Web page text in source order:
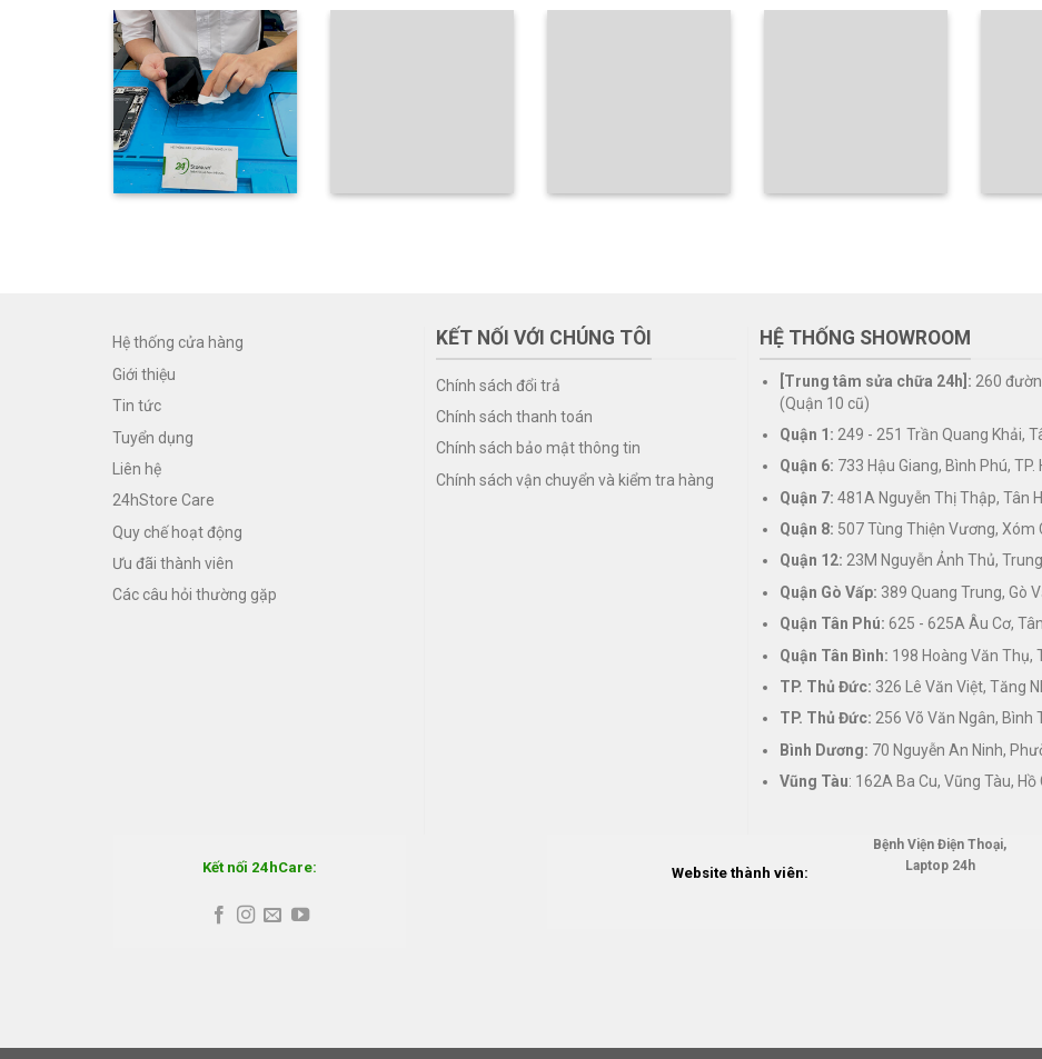
Hệ thống cửa hàng
Giới thiệu
Tin tức
Tuyển dụng
Liên hệ
24hStore Care
Quy chế hoạt động
Ưu đãi thành viên
Các câu hỏi thường gặp
KẾT NỐI VỚI CHÚNG TÔI
Chính sách đổi trả
Chính sách thanh toán
Chính sách bảo mật thông tin
Chính sách vận chuyển và kiểm tra hàng
HỆ THỐNG SHOWROOM
[Trung tâm sửa chữa 24h]: 260
(Quận 10 cũ)
Quận 1: 249 - 251 Trần Quang Khải,
Quận 6: 733 Hậu Giang, Bình Phú, TP.
Quận 7: 481A Nguyễn Thị Thập, Tân
Quận 8: 507 Tùng Thiện Vương, Xóm
Quận 12: 23M Nguyễn Ảnh Thủ, Trung
Quận Gò Vấp: 389 Quang Trung, Gò
Quận Tân Phú: 625 - 625A Âu Cơ,
Quận Tân Bình: 198 Hoàng Văn Thụ,
TP. Thủ Đức: 326 Lê Văn Việt, Tăng
TP. Thủ Đức: 256 Võ Văn Ngân, Bình
Bình Dương: 70 Nguyễn An Ninh,
Vũng Tàu: 162A Ba Cu, Vũng Tàu,
Kết nối 24hCare: Website thành viên:
Bệnh Viện Điện Thoại,
Laptop 24h